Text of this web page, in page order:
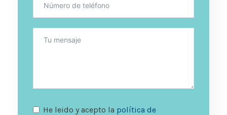
He leido y acepto la política de